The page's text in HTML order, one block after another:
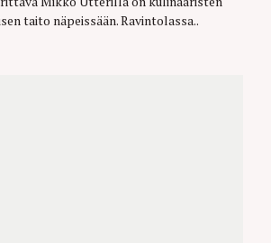
taito näpeissään. Ravintolassa..